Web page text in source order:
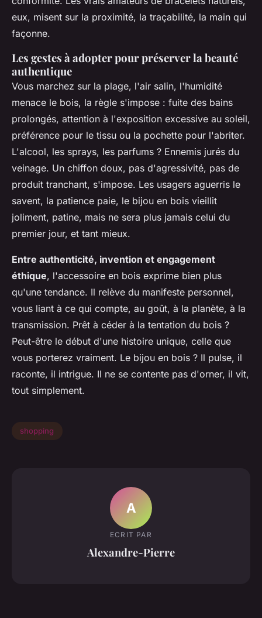
eux, misent sur la proximité, la traçabilité, la main qui
façonne.
Les gestes à adopter pour préserver la beauté
authentique
Vous marchez sur la plage, l'air salin, l'humidité
menace le bois, la règle s'impose : fuite des bains
prolongés, attention à l'exposition excessive au soleil,
préférence pour le tissu ou la pochette pour l'abriter.
L'alcool, les sprays, les parfums ? Ennemis jurés du
veinage. Un chiffon doux, pas d'agressivité, pas de
produit tranchant, s'impose. Les usagers aguerris le
savent, la patience paie, le bijou en bois vieillit
joliment, patine, mais ne sera plus jamais celui du
premier jour, et tant mieux.
Entre authenticité, invention et engagement
éthique, l'accessoire en bois exprime bien plus
qu'une tendance. Il relève du manifeste personnel,
vous liant à ce qui compte, au goût, à la planète, à la
transmission. Prêt à céder à la tentation du bois ?
Peut-être le début d'une histoire unique, celle que
vous porterez vraiment. Le bijou en bois ? Il pulse, il
raconte, il intrigue. Il ne se contente pas d'orner, il vit,
tout simplement.
shopping
A
ECRIT PAR
Alexandre-Pierre